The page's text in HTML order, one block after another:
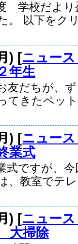
学校だより
。 以下をク
) [ニュー
生
友だちが、
てきたペッ
) [ニュー
式
式ですが、
、教室でテ
) [ニュー
掃除